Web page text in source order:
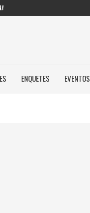
GESTORES PÚBLICOS NAS...
ENQUETES EVENTOS